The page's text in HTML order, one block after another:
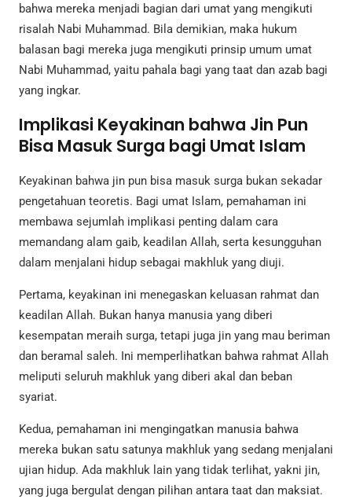
bahwa mereka menjadi bagian dari umat yang mengikuti
risalah Nabi Muhammad. Bila demikian, maka hukum
balasan bagi mereka juga mengikuti prinsip umum umat
Nabi Muhammad, yaitu pahala bagi yang taat dan azab bagi
yang ingkar.
Implikasi Keyakinan bahwa Jin Pun
Bisa Masuk Surga bagi Umat Islam
Keyakinan bahwa jin pun bisa masuk surga bukan sekadar
pengetahuan teoretis. Bagi umat Islam, pemahaman ini
membawa sejumlah implikasi penting dalam cara
memandang alam gaib, keadilan Allah, serta kesungguhan
dalam menjalani hidup sebagai makhluk yang diuji.
Pertama, keyakinan ini menegaskan keluasan rahmat dan
keadilan Allah. Bukan hanya manusia yang diberi
kesempatan meraih surga, tetapi juga jin yang mau beriman
dan beramal saleh. Ini memperlihatkan bahwa rahmat Allah
meliputi seluruh makhluk yang diberi akal dan beban
syariat.
Kedua, pemahaman ini mengingatkan manusia bahwa
mereka bukan satu satunya makhluk yang sedang menjalani
ujian hidup. Ada makhluk lain yang tidak terlihat, yakni jin,
yang juga bergulat dengan pilihan antara taat dan maksiat.